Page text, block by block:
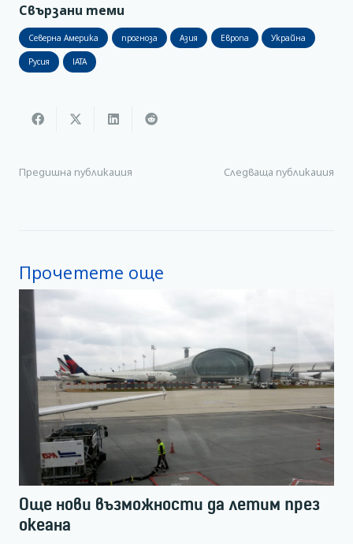
Свързани теми
Северна Америка прогноза Азия Европа Украйна
Русия IATA
Предишна публикация Следваща публикация
Прочетете още
Още нови възможности да летим през
океана